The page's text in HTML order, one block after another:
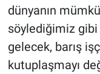
dünyanın
söylediğimiz gibi
gelecek, barış
kutuplaşmayı